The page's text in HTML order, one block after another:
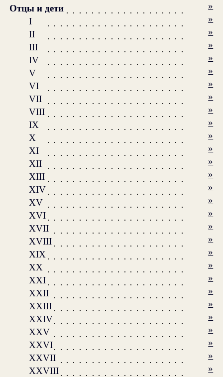
Отцы и дети
»
I
»
II
»
III
»
IV
»
V
»
VI
»
VII
»
VIII
»
IX
»
X
»
XI
»
XII
»
XIII
»
XIV
»
XV
»
XVI
»
XVII
»
XVIII
»
XIX
»
XX
»
XXI
»
XXII
»
XXIII
»
XXIV
»
XXV
»
XXVI
»
XXVII
»
XXVIII
»